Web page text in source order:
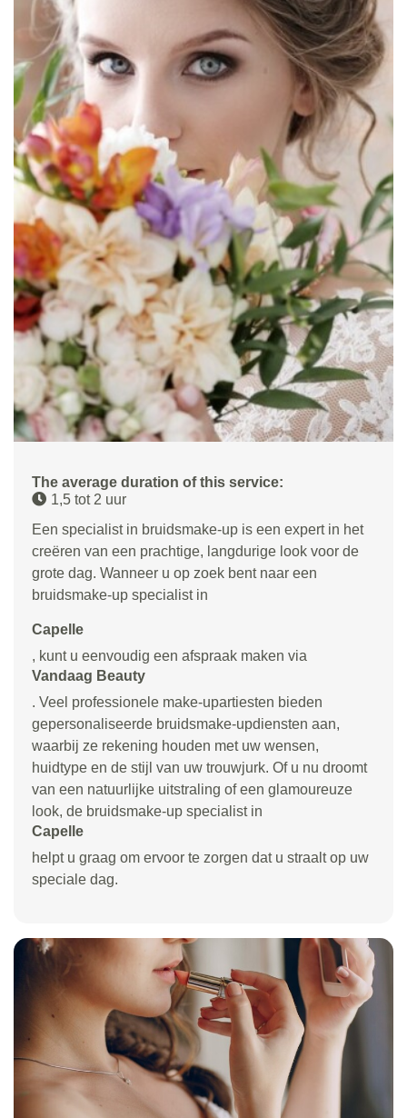
The average duration of this service:
1,5 tot 2 uur
Een specialist in bruidsmake-up is een expert in het
creëren van een prachtige, langdurige look voor de
grote dag. Wanneer u op zoek bent naar een
bruidsmake-up specialist in
Capelle
, kunt u eenvoudig een afspraak maken via
Vandaag Beauty
. Veel professionele make-upartiesten bieden
gepersonaliseerde bruidsmake-updiensten aan,
waarbij ze rekening houden met uw wensen,
huidtype en de stijl van uw trouwjurk. Of u nu droomt
van een natuurlijke uitstraling of een glamoureuze
look, de bruidsmake-up specialist in
Capelle
helpt u graag om ervoor te zorgen dat u straalt op uw
speciale dag.